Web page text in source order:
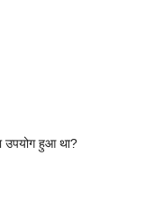
उपयोग हुआ था?